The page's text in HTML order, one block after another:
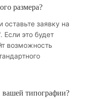
размера?
заявку на
Если это будет
возможность
вашей типографии?